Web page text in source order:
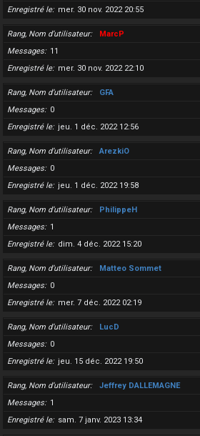
Enregistré le
mer. 30 nov. 2022 20:55
Rang, Nom d’utilisateur
MarcP
Messages
11
Enregistré le
mer. 30 nov. 2022 22:10
Rang, Nom d’utilisateur
GFA
Messages
0
Enregistré le
jeu. 1 déc. 2022 12:56
Rang, Nom d’utilisateur
ArezkiO
Messages
0
Enregistré le
jeu. 1 déc. 2022 19:58
Rang, Nom d’utilisateur
PhilippeH
Messages
1
Enregistré le
dim. 4 déc. 2022 15:20
Rang, Nom d’utilisateur
Matteo Sommet
Messages
0
Enregistré le
mer. 7 déc. 2022 02:19
Rang, Nom d’utilisateur
LucD
Messages
0
Enregistré le
jeu. 15 déc. 2022 19:50
Rang, Nom d’utilisateur
Jeffrey DALLEMAGNE
Messages
1
Enregistré le
sam. 7 janv. 2023 13:34